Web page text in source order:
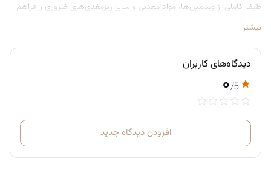
طیف کاملی از ویتامین‌ها، مواد معدنی و سایر ریزمغذی‌های ضروری را فراهم
هستند، این مقدار را تأمین یا حتی از آن فراتر می‌رود؛ و همه این‌ها در قالب
تنها یک قرص در روز.
مغذی ضروری مورد نیاز بدن را در اختیار شما قرار می‌دهد.
کمک به سلامت سلول‌ها، رگ‌های خونی، عملکرد طبیعی سیستم
ایمنی و موارد دیگر
بیشتر
دیدگاه‌های کاربران
۰/5
افزودن دیدگاه جدید